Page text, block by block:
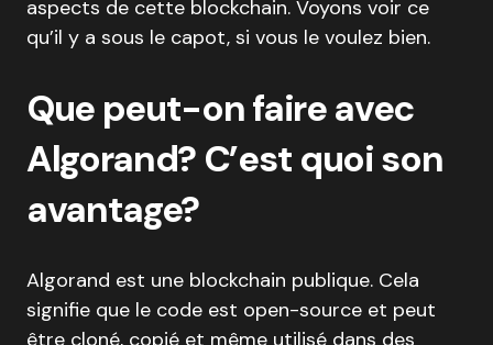
aspects de cette blockchain. Voyons voir ce
qu’il y a sous le capot, si vous le voulez bien.
Que peut-on faire avec
Algorand? C’est quoi son
avantage?
Algorand est une blockchain publique. Cela
signifie que le code est open-source et peut
être cloné, copié et même utilisé dans des